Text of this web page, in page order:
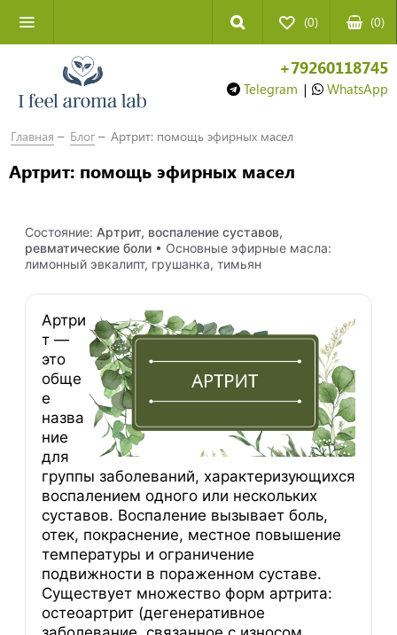
(0) (0)
+79260118745
Telegram | WhatsApp
Главная Блог Артрит: помощь эфирных масел
Артрит: помощь эфирных масел
Состояние: Артрит, воспаление суставов,
ревматические боли • Основные эфирные масла:
лимонный эвкалипт, грушанка, тимьян
Артри
т —
это
обще
е
назва
ние
для
группы заболеваний, характеризующихся
воспалением одного или нескольких
суставов. Воспаление вызывает боль,
отек, покраснение, местное повышение
температуры и ограничение
подвижности в пораженном суставе.
Существует множество форм артрита:
остеоартрит (дегенеративное